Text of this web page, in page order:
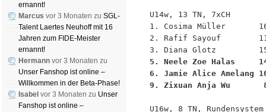
ernannt!
Marcus vor 3 Monaten zu SGL-
Talent Laertes Neuhoff mit 16
Jahren zum FIDE-Meister
ernannt!
Hermann vor 3 Monaten zu
Unser Fanshop ist online –
Willkommen in der Beta-Phase!
Isabel vor 3 Monaten zu Unser
Fanshop ist online –
U14w, 13 TN, 7xCH
1. Cosima Müller
2. Rafif Sayouf
5. Neele Zoe Halas
6. Jamie Alice Amelang
9. Zixuan Anja Wu